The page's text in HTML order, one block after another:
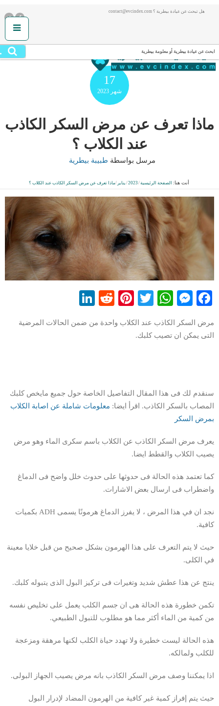
هل تبحث عن عيادة بيطرية ؟ contact@evcindex.com
ابحث عن عيادة بيطرية أو معلومة بيطرية
17
شهر 2023
ماذا تعرف عن مرض السكر الكاذب
عند الكلاب ؟
مرسل بواسطة طبيبة بيطرية
أنت هنا: الصفحة الرئيسية/
2023
/ يناير /ماذا تعرف عن مرض السكر الكاذب عند الكلاب ؟
Facebook
Messenger
WhatsApp
Twitter
Pinterest
Reddit
مرض السكر الكاذب عند الكلاب واحدة من ضمن الحالات المرضية
التى يمكن ان تصيب كلبك.
سنقدم لك فى هذا المقال التفاصيل الخاصة حول جميع مايخص كلبك
المصاب بالسكر الكاذب. اقرأ ايضا: معلومات شاملة عن اصابة الكلاب
بمرض السكر
يعرف مرض السكر الكاذب عن الكلاب باسم سكرى الماء وهو مرض
يصيب الكلاب والقطط ايضا.
كما تعتمد هذه الحالة فى حدوثها على حدوث خلل واضح فى الدماغ
واضطراب فى ارسال بعض الاشارات.
نجد ان في هذا المرض ، لا يفرز الدماغ هرمونًا يسمى ADH بكميات
كافية.
حيث لا يتم التعرف على هذا الهرمون بشكل صحيح من قبل خلايا معينة
في الكلى.
ينتج عن هذا عطش شديد وتغيرات فى تركيز البول الذى يتبوله كلبك.
تكمن خطورة هذه الحالة هى ان جسم الكلب يعمل على تخليص نفسه
من كمية من الماء أكثر مما هو مطلوب للتبول الطبيعي.
هذه الحالة ليست خطيرة ولا تهدد حياة الكلب لكنها مرهقة ومزعجة
للكلب ولمالكه.
اذا يمكننا وصف مرض السكر الكاذب بانه مرض يصيب الجهاز البولى.
حيث يتم إفراز كمية غير كافية من الهرمون المضاد لإدرار البول